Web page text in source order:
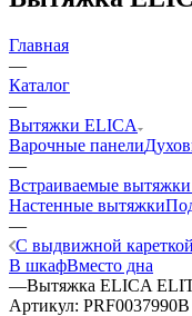
Главная
—
Каталог
—
Вытяжки ELICA
Варочные панели
—
Встраиваемые
Настенные вытяжки
—
С выдвижной
В шкафВместо дна
—Вытяжка ELICA
Артикул: PRF0037990B